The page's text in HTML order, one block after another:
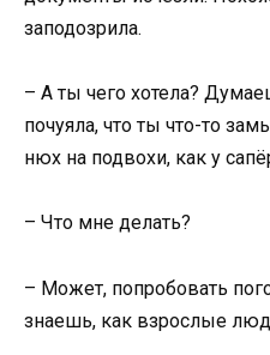
заподозрила.
– А ты чего хотела?
почуяла, что ты что-то
нюх на подвохи, как у
– Что мне делать?
– Может, попробовать
знаешь, как взрослые